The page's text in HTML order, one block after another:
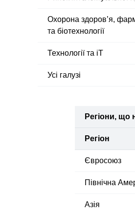
Охорона здоров’я,
та біотехнології
Технології та іТ
Усі галузі
Регіони, що
Регіон
Євросоюз
Північна
Азія